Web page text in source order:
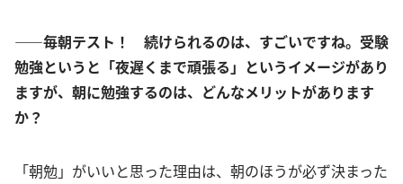
――毎朝テスト！ 続けられるのは、すごいですね。受験
勉強というと「夜遅くまで頑張る」というイメージがあり
ますが、朝に勉強するのは、どんなメリットがあります
か？
「朝勉」がいいと思った理由は、朝のほうが必ず決まった